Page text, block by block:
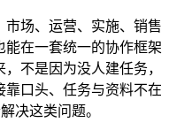
场、运营、实施、销售
能在一套统一的协作框架
不是因为没人建任务，
靠口头、任务与资料不在
决这类问题。